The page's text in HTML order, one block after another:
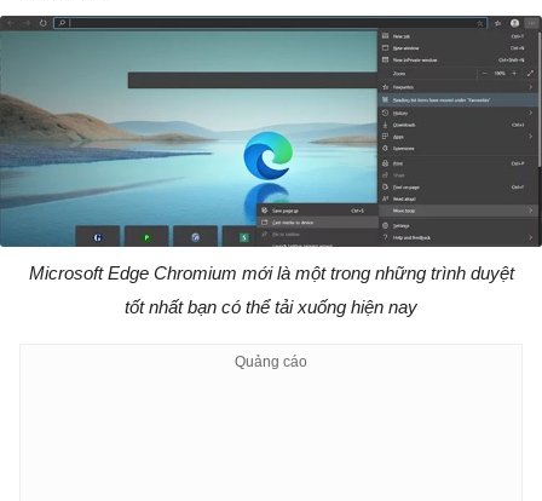
Microsoft Edge Chromium mới là một trong những trình duyệt
tốt nhất bạn có thể tải xuống hiện nay